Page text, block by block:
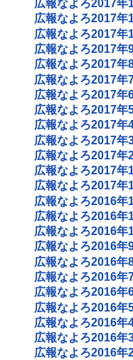
広報なよろ2017年
広報なよろ2017年
広報なよろ2017年
広報なよろ2017年
広報なよろ2017年
広報なよろ2017年
広報なよろ2017年
広報なよろ2017年
広報なよろ2017年
広報なよろ2017年
広報なよろ2017年
広報なよろ2017年
広報なよろ2017年
広報なよろ2016年
広報なよろ2016年
広報なよろ2016年
広報なよろ2016年
広報なよろ2016年
広報なよろ2016年
広報なよろ2016年
広報なよろ2016年
広報なよろ2016年
広報なよろ2016年
広報なよろ2016年